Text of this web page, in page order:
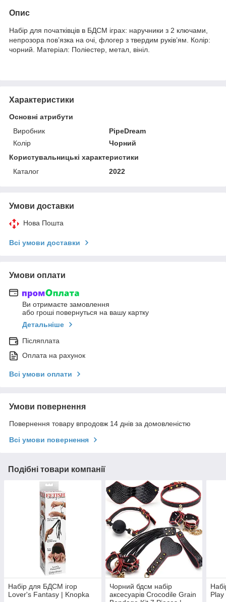
Опис
Набір для початківців в БДСМ іграх: наручники з 2 ключами,
непрозора пов’язка на очі, флогер з твердим руків’ям. Колір:
чорний. Матеріал: Поліестер, метал, вініл.
Характеристики
Основні атрибути
Виробник
PipeDream
Колір
Чорний
Користувальницькі характеристики
Каталог
2022
Умови доставки
Нова Пошта
Всі умови доставки
Умови оплати
Ви отримаєте замовлення
або гроші повернуться на вашу картку
Детальніше
Післяплата
Оплата на рахунок
Всі умови оплати
Умови повернення
Повернення товару впродовж 14 днів за домовленістю
Всі умови повернення
Подібні товари компанії
Набір для БДСМ ігор
Lover's Fantasy | Knopka
Чорний бдсм набір
аксесуарів Crocodile Grain